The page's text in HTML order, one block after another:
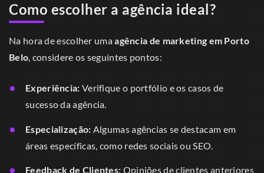
Como escolher a agência ideal?
Na hora de escolher umaagência de marketing em Porto
Belo, considere os seguintes pontos:
Experiência: Verifique o portfólio e os casos de
sucesso da agência.
Especialização: Algumas agências se destacam em
áreas específicas, como redes sociais ou SEO.
Feedback de Clientes: Opiniões de clientes anteriores